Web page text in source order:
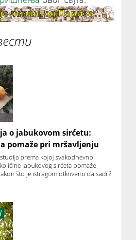
o jabukovom sirćetu:
pomaže pri mršavljenju
prema kojoj svakodnevno
jabukovog sirćeta pomaže
što je istragom otkriveno da sadrži